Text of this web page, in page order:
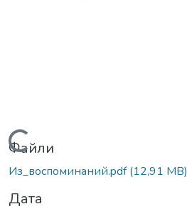
Вантажиться...
Файли
Из_воспоминаний.pdf(12,91 MB)
Дата